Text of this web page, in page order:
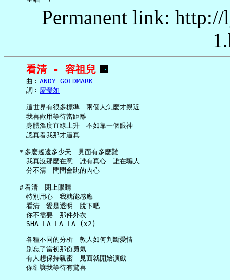
Permanent link:
看清 - 容祖兒
     曲︰
ANDY GOLDMARK
     詞︰
廖瑩如
     這世界有很多標準　兩個人怎麼才親近
     我喜歡用等待當距離
     身體溫度直線上升　不如靠一個眼神
     認真看我那才逼真
   ＊多麼遙遠多少天　見面有多麼難
     我真沒那麼在意　誰有真心　誰在騙人
     分不清　問問會跳的內心
   ＃看清　閉上眼睛
     特別用心　我就能感應
     看清　愛是透明　脫下吧
     你不需要　那件外衣
     SHA LA LA LA (x2)
     各種不同的分析　教人如何判斷愛情
     別忘了當初那份勇氣
     有人想保持親密　見面就開始演戲
     你卻讓我等待有驚喜